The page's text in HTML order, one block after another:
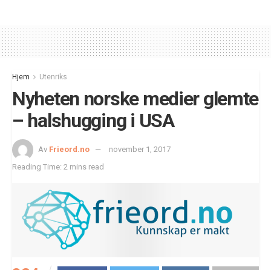
Hjem Utenriks
Nyheten norske medier glemte
– halshugging i USA
Av Frieord.no
november 1, 2017
Reading Time: 2 mins read